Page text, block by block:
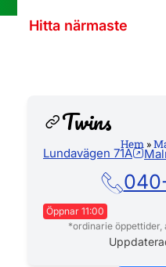
Hitta närmaste
Twins
Hem »
Lundavägen 71A
Öppnar 11:00
Måndag
*ordinarie